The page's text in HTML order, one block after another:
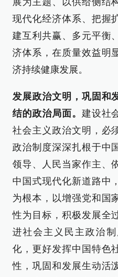
现代化经济体系、把握
建互利共赢、多元平衡
济体系，在质量效益明
济持续健康发展。
发展政治文明，巩固和
结的政治局面。 建设社
社会主义政治文明，必
政治制度深深扎根于中
领导、人民当家作主、
中国式现代化新道路中
为根本，以增强党和国
性为目标，积极发展全
进社会主义民主政治
化，更好发挥中国特色
性，巩固和发展生动活